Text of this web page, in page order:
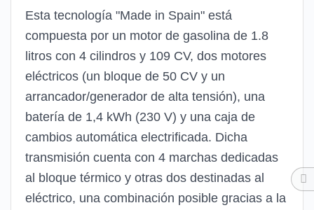
Esta tecnología "Made in Spain" está
compuesta por un motor de gasolina de 1.8
litros con 4 cilindros y 109 CV, dos motores
eléctricos (un bloque de 50 CV y un
arrancador/generador de alta tensión), una
batería de 1,4 kWh (230 V) y una caja de
cambios automática electrificada. Dicha
transmisión cuenta con 4 marchas dedicadas
al bloque térmico y otras dos destinadas al
eléctrico, una combinación posible gracias a la